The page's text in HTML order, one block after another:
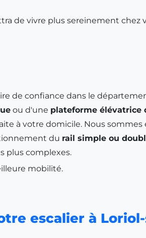
de vivre plus sereinement chez
de confiance dans le
ou d'une plateforme élévatrice
à votre domicile. Nous sommes
du rail simple ou
plus complexes.
mobilité.
escalier à